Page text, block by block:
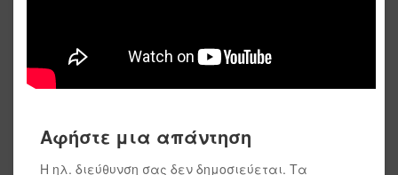
Αφήστε μια απάντηση
Η ηλ. διεύθυνση σας δεν δημοσιεύεται. Τα